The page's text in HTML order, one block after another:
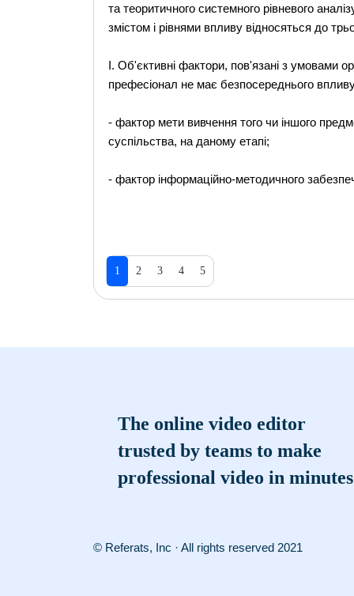
та теоритичного системного рівневого
змiстом i рiвнями впливу вiдносяться до
I. Об'єктивнi фактори, пов'язанi з умовами
префесiонал не має безпосереднього
- фактор мети вивчення того чи iншого
суспiльства, на даному етапi;
- фактор iнформацiйно-методичного
1 2 3 4 5
The online video editor
trusted by teams to make
professional video in minutes
© Referats, Inc · All rights reserved 2021